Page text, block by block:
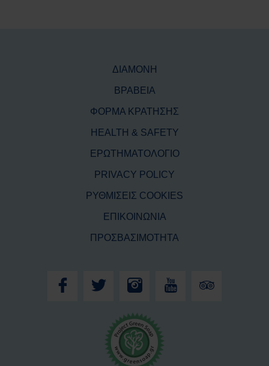
ΔΙΑΜΟΝΗ
ΒΡΑΒΕΙΑ
ΦΟΡΜΑ ΚΡΑΤΗΣΗΣ
HEALTH & SAFETY
ΕΡΩΤΗΜΑΤΟΛΟΓΙΟ
PRIVACY POLICY
ΡΥΘΜΙΣΕΙΣ COOKIES
ΕΠΙΚΟΙΝΩΝΙΑ
ΠΡΟΣΒΑΣΙΜΟΤΗΤΑ